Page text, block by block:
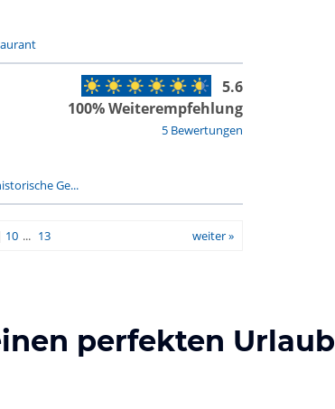
5 Bewertungen
5.6
100% Weiterempfehlung
Ge...
10 ... 13 weiter »
perfekten Urlaub